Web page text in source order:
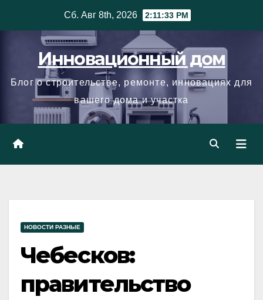
Сб. Авг 8th, 2026 2:11:34 PM
Инновационный дом
Блог о строительстве, ремонте, инновациях для
вашего дома и участка
НОВОСТИ РАЗНЫЕ
Чебесков:
правительство